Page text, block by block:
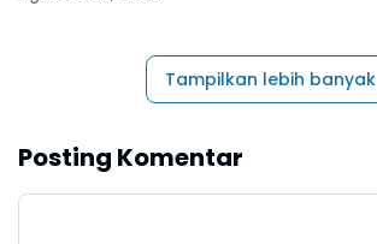
Tampilkan lebih banyak
Posting Komentar